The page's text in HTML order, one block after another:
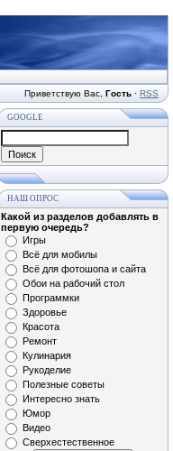
Приветствую Вас Гость · RSS
GOOGLE
НАШ ОПРОС
Какой из разделов добавлять в
первую очередь?
Игры
Всё для мобилы
Всё для фотошопа и сайта
Обои на рабочий стол
Программки
Здоровье
Красота
Ремонт
Кулинария
Рукоделие
Полезные советы
Интересно знать
Юмор
Видео
Сверхестественное